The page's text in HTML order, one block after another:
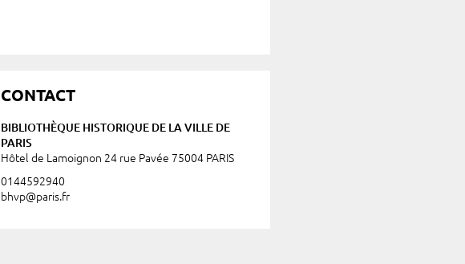
CONTACT
BIBLIOTHÈQUE HISTORIQUE DE LA VILLE DE
PARIS
Hôtel de Lamoignon 24 rue Pavée 75004 PARIS
0144592940
bhvp@paris.fr